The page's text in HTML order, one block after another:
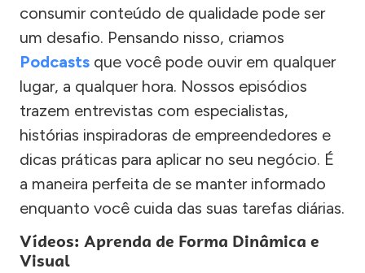
consumir conteúdo de qualidade pode ser
um desafio. Pensando nisso, criamos
Podcasts que você pode ouvir em qualquer
lugar, a qualquer hora. Nossos episódios
trazem entrevistas com especialistas,
histórias inspiradoras de empreendedores e
dicas práticas para aplicar no seu negócio. É
a maneira perfeita de se manter informado
enquanto você cuida das suas tarefas diárias.
Vídeos: Aprenda de Forma Dinâmica e
Visual